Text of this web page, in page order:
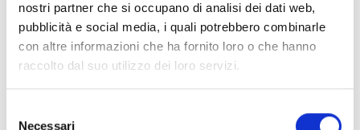
nostri partner che si occupano di analisi dei dati web,
pubblicità e social media, i quali potrebbero combinarle
con altre informazioni che ha fornito loro o che hanno
raccolto dal suo utilizzo dei loro servizi.
Necessari
telefonico.
I gruppi saranno formati al massimo da 20 persone e per
motivi di tipo organizzativo non verranno fatte “liste
d’attesa” né si prenderanno in anticipo prenotazioni per le
settimane successive. Ogni settimana, dunque, le persone
per il sabato o la domenica relativi a quella settimana.